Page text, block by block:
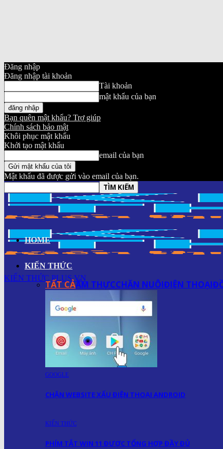
Đăng nhập
Đăng nhập tài khoản
Tài khoản
mật khẩu của bạn
Bạn quên mật khẩu? Trợ giúp
Chính sách bảo mật
Khôi phục mật khẩu
Khởi tạo mật khẩu
email của bạn
Mật khẩu đã được gửi vào email của bạn.
KIẾN THỨC PLUS.VN
HOME
KIẾN THỨC
TẤT CẢẨM THỰCCHĂN NUÔIĐIỆN THOẠI
GOOGLE
CHẶN WEBSITE XẤU ĐIỆN THOẠI ANDROID
KIẾN THỨC
PHÍM TẮT WIN 11 ĐƯỢC TỔNG HỢP ĐẦY ĐỦ